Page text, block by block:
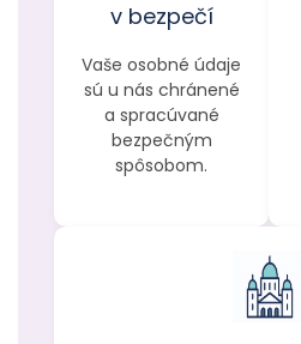
v bezpečí
Vaše osobné údaje
sú u nás chránené
a spracúvané
bezpečným
spôsobom.